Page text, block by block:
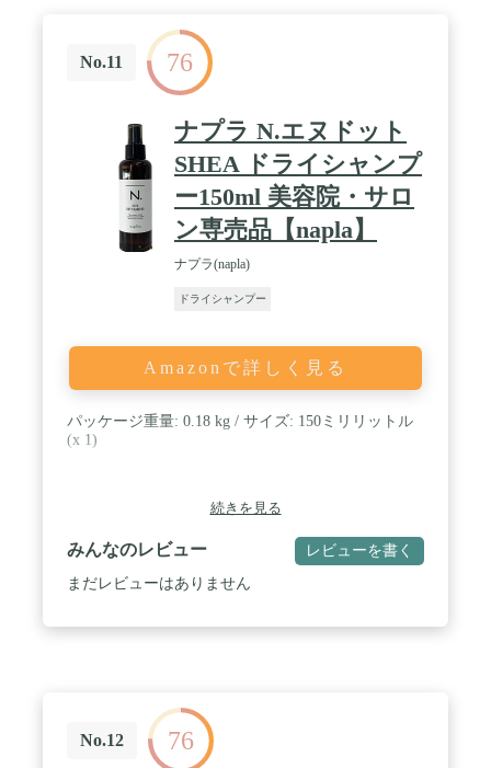
No.11 76
ナプラ N.エヌドット
SHEA ドライシャンプ
ー150ml 美容院・サロ
ン専売品【napla】
ナプラ(napla)
ドライシャンプー
Amazonで詳しく見る
パッケージ重量: 0.18 kg / サイズ: 150ミリリットル
(x 1)
続きを見る
みんなのレビュー レビューを書く
まだレビューはありません
No.12 76